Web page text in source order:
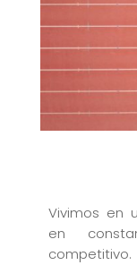
Vivimos en
en